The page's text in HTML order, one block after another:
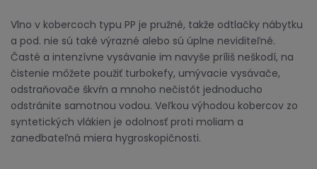
Vlno v kobercoch typu PP je pružné, takže odtlačky nábytku
a pod. nie sú také výrazné alebo sú úplne neviditeľné.
Časté a intenzívne vysávanie im navyše príliš neškodí, na
čistenie môžete použiť turbokefy, umývacie vysávače,
odstraňovače škvŕn a mnoho nečistôt jednoducho
odstránite samotnou vodou. Veľkou výhodou kobercov zo
syntetických vlákien je odolnosť proti moliam a
zanedbateľná miera hygroskopičnosti.